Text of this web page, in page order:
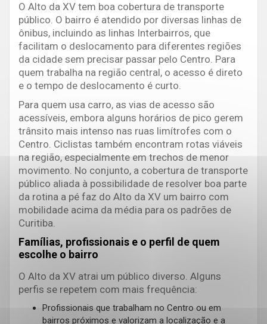
O Alto da XV tem boa cobertura de transporte
público. O bairro é atendido por diversas linhas de
ônibus, incluindo as linhas Interbairros, que
facilitam o deslocamento para diferentes regiões
da cidade sem precisar passar pelo Centro. Para
quem trabalha na região central, o acesso é direto
e o tempo de deslocamento é curto.
Para quem usa carro, as vias de acesso são
acessíveis, embora alguns horários de pico gerem
trânsito mais intenso nas ruas limítrofes com o
Centro. Ciclistas também encontram rotas viáveis
na região, especialmente em trechos de menor
movimento. No conjunto, a cobertura de transporte
público aliada à possibilidade de resolver boa parte
da rotina a pé faz do Alto da XV um bairro com
mobilidade acima da média para os padrões de
Curitiba.
Famílias, profissionais e o perfil de quem
escolhe o bairro
O Alto da XV atrai um público diverso. Alguns
perfis se repetem com mais frequência:
Profissionais que trabalham no Centro ou em
bairros próximos e valorizam a localização e a